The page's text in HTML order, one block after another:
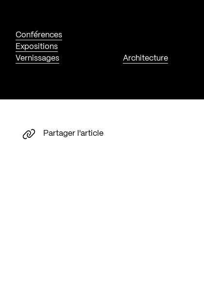
Conférences
Expositions
Vernissages
Architecture
Partager l'article